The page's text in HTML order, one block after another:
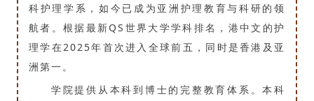
科护理学系，如今已成为亚洲护理教育与科研的领
航者。根据最新QS世界大学学科排名，港中文的护
理学在2025年首次进入全球前五，同时是香港及亚
洲第一。
学院提供从本科到博士的完整教育体系。本科